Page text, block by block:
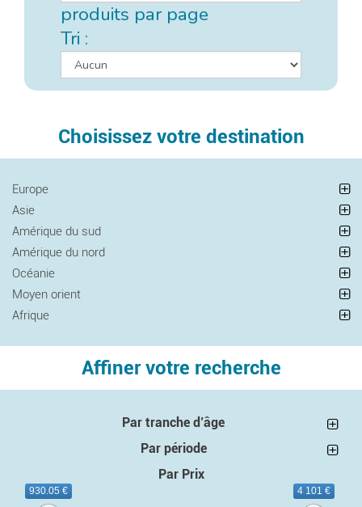
produits par page
Tri :
Choisissez votre destination
Europe
Asie
Amérique du sud
Amérique du nord
Océanie
Moyen orient
Afrique
Affiner votre recherche
Par tranche d’âge
Par période
Par Prix
930.05 € 4 101 €